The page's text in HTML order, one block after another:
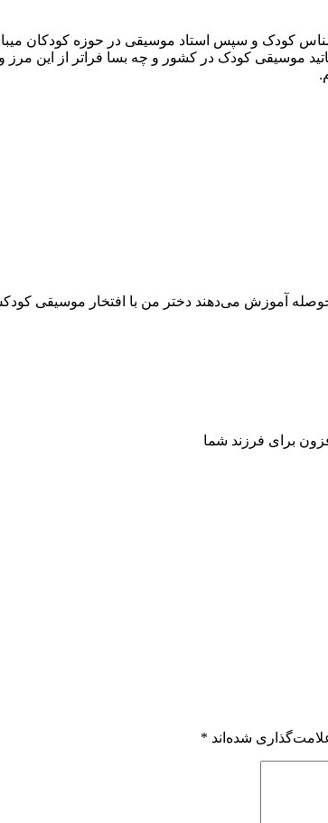
کودک و سپس استاد موسیقی در حوزه کودکان
موسیقی کودک در کشور و چه بسا فراتر از این مرز
آموزش می‌دهند دختر من با افتخار موسیقی
برای فرزند شما
شده‌اند *